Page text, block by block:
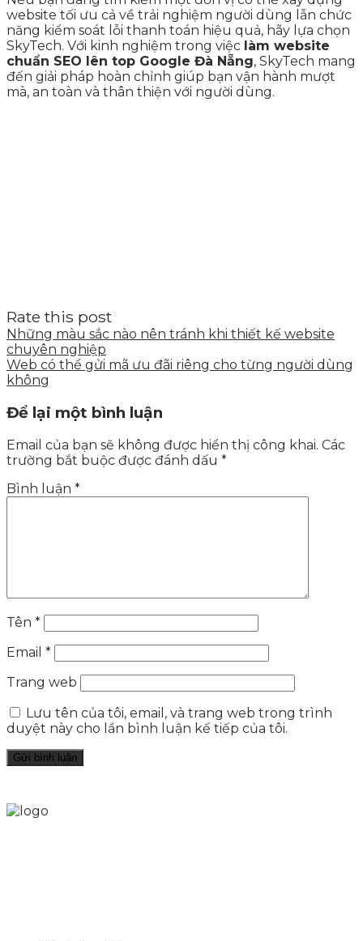
website tối ưu cả về trải nghiệm người dùng lẫn chức
năng kiểm soát lỗi thanh toán hiệu quả, hãy lựa chọn
SkyTech. Với kinh nghiệm trong việc làm website
chuẩn SEO lên top Google Đà Nẵng, SkyTech mang
đến giải pháp hoàn chỉnh giúp bạn vận hành mượt
mà, an toàn và thân thiện với người dùng.
Rate this post
Những màu sắc nào nên tránh khi thiết kế website
chuyên nghiệp
Web có thể gửi mã ưu đãi riêng cho từng người dùng
không
Để lại một bình luận
Email của bạn sẽ không được hiển thị công khai. Các
trường bắt buộc được đánh dấu *
Bình luận *
Tên *
Email *
Trang web
Lưu tên của tôi, email, và trang web trong trình
duyệt này cho lần bình luận kế tiếp của tôi.